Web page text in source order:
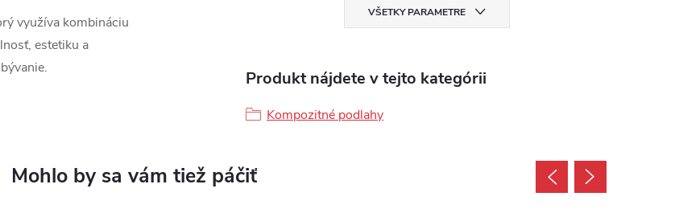
využíva kombináciu
estetiku a
VŠETKY PARAMETRE
Produkt nájdete v tejto kategórii
Kompozitné podlahy